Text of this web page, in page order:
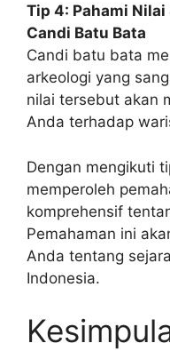
Tip 4: Pahami
Candi Batu Bata
Candi batu bata
arkeologi yang
nilai tersebut akan
Anda terhadap
Dengan mengikuti
memperoleh
komprehensif
Pemahaman ini
Anda tentang
Indonesia.